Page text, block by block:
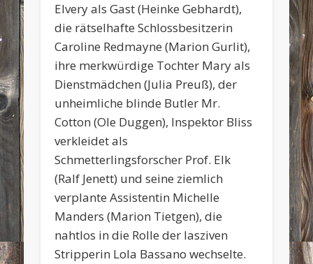
Elvery als Gast (Heinke Gebhardt),
die rätselhafte Schlossbesitzerin
Caroline Redmayne (Marion Gurlit),
ihre merkwürdige Tochter Mary als
Dienstmädchen (Julia Preuß), der
unheimliche blinde Butler Mr.
Cotton (Ole Duggen), Inspektor Bliss
verkleidet als
Schmetterlingsforscher Prof. Elk
(Ralf Jenett) und seine ziemlich
verplante Assistentin Michelle
Manders (Marion Tietgen), die
nahtlos in die Rolle der lasziven
Stripperin Lola Bassano wechselte.